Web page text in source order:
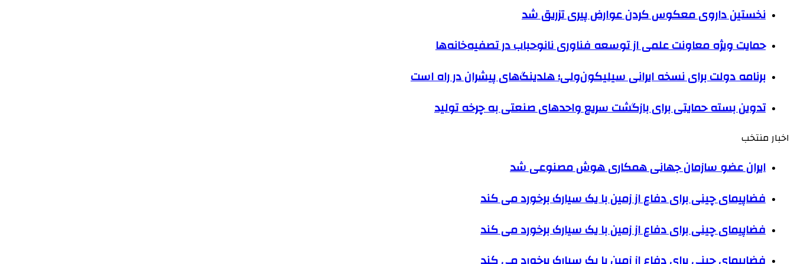
نخستین داروی معکوس کردن عوارض پیری تزریق شد
حمایت ویژه معاونت علمی از توسعه فناوری نانوحباب در تصفیه‌خانه‌ها
برنامه دولت برای نسخه ایرانی سیلیکون‌ولی؛ هلدینگ‌های پیشران در راه است
تدوین بسته‌ حمایتی برای بازگشت سریع واحدهای صنعتی به چرخه تولید
اخبار منتخب
ایران عضو سازمان جهانی همکاری هوش مصنوعی شد
فضاپیمای چینی برای دفاع از زمین با یک سیارک برخورد می کند
فضاپیمای چینی برای دفاع از زمین با یک سیارک برخورد می کند